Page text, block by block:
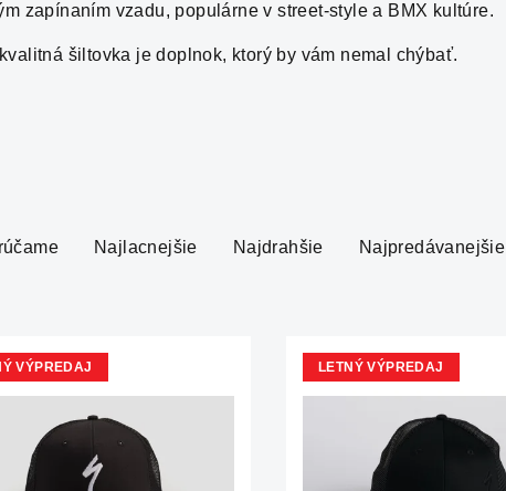
zapínaním vzadu, populárne v street-style a BMX kultúre.
šiltovka je doplnok, ktorý by vám nemal chýbať.
Najlacnejšie Najdrahšie Najpredávanejšie
VÝPREDAJ LETNÝ VÝPREDAJ